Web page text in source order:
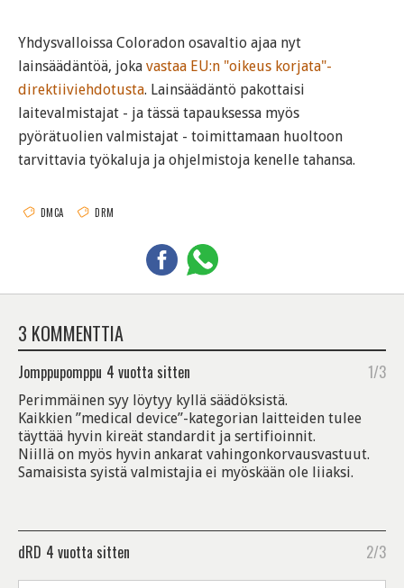
Yhdysvalloissa Coloradon osavaltio ajaa nyt
lainsäädäntöä, joka vastaa EU:n "oikeus korjata"-
direktiiviehdotusta. Lainsäädäntö pakottaisi
laitevalmistajat - ja tässä tapauksessa myös
pyörätuolien valmistajat - toimittamaan huoltoon
tarvittavia työkaluja ja ohjelmistoja kenelle tahansa.
DMCA DRM
3 KOMMENTTIA
Jomppupomppu 4 vuotta sitten 1/3
Perimmäinen syy löytyy kyllä säädöksistä.
Kaikkien ”medical device”-kategorian laitteiden tulee
täyttää hyvin kireät standardit ja sertifioinnit.
Niillä on myös hyvin ankarat vahingonkorvausvastuut.
Samaisista syistä valmistajia ei myöskään ole liiaksi.
dRD 4 vuotta sitten 2/3